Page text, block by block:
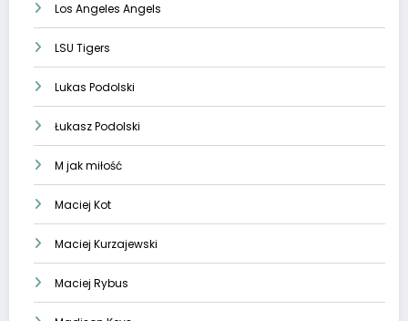
Los Angeles Angels
LSU Tigers
Lukas Podolski
Łukasz Podolski
M jak miłość
Maciej Kot
Maciej Kurzajewski
Maciej Rybus